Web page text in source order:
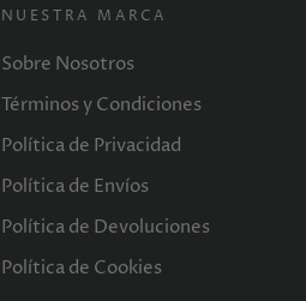
NUESTRA MARCA
Sobre Nosotros
Términos y Condiciones
Política de Privacidad
Política de Envíos
Política de Devoluciones
Política de Cookies